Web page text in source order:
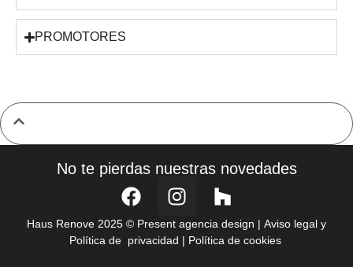
PROMOTORES
No te pierdas nuestras novedades
Haus Renove 2025 © Present agencia design | Aviso legal y
Política de privacidad | Política de cookies